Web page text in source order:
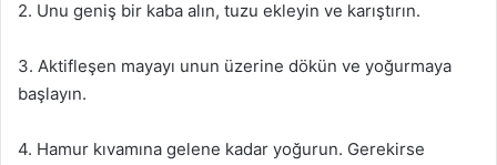
2. Unu geniş bir kaba alın, tuzu ekleyin ve karıştırın.
3. Aktifleşen mayayı unun üzerine dökün ve yoğurmaya
başlayın.
4. Hamur kıvamına gelene kadar yoğurun. Gerekirse